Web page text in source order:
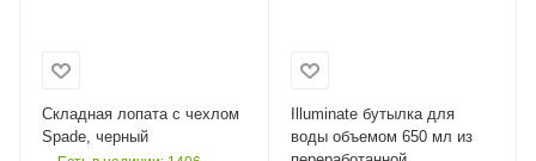
Складная лопата c чехлом
Spade, черный
Illuminate бутылка для
воды объемом 650 мл из